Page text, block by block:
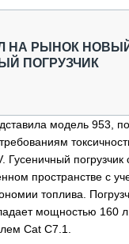
НА РЫНОК
ПОГРУЗЧИК
модель 953,
Гусеничный погрузчик
пространстве с
топлива.
мощностью 160
Cat C7.1.